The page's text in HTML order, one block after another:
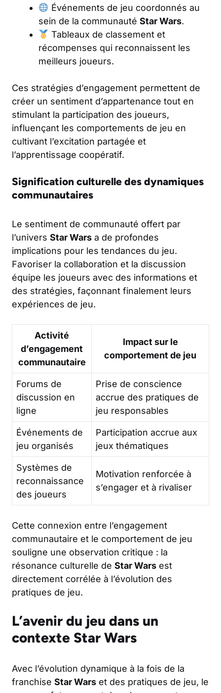
Événements de jeu coordonnés au
sein de la communauté Star Wars.
Tableaux de classement et
récompenses qui reconnaissent les
meilleurs joueurs.
Ces stratégies d’engagement permettent de
créer un sentiment d’appartenance tout en
stimulant la participation des joueurs,
influençant les comportements de jeu en
cultivant l’excitation partagée et
l’apprentissage coopératif.
Signification culturelle des dynamiques
communautaires
Le sentiment de communauté offert par
l’univers Star Wars a de profondes
implications pour les tendances du jeu.
Favoriser la collaboration et la discussion
équipe les joueurs avec des informations et
des stratégies, façonnant finalement leurs
expériences de jeu.
Activité
d’engagement
communautaire
Impact sur le
comportement de jeu
Forums de
discussion en
ligne
Prise de conscience
accrue des pratiques de
jeu responsables
Événements de
jeu organisés
Participation accrue aux
jeux thématiques
Systèmes de
reconnaissance
des joueurs
Motivation renforcée à
s’engager et à rivaliser
Cette connexion entre l’engagement
communautaire et le comportement de jeu
souligne une observation critique : la
résonance culturelle de Star Wars est
directement corrélée à l’évolution des
pratiques de jeu.
L’avenir du jeu dans un
contexte Star Wars
Avec l’évolution dynamique à la fois de la
franchise Star Wars et des pratiques de jeu, le